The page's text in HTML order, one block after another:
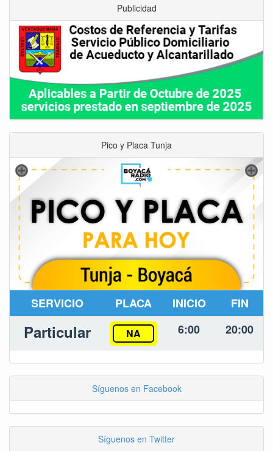
Publicidad
Pico y Placa Tunja
SERVICIO PLACA INICIO FIN
Particular NA 6:00 20:00
Síguenos en Facebook
Síguenos en Twitter